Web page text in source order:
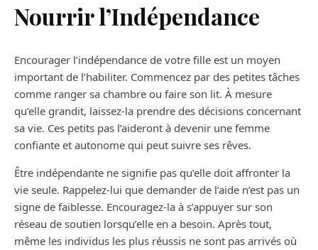
Nourrir l’Indépendance
Encourager l’indépendance de votre fille est un moyen
important de l’habiliter. Commencez par des petites tâches
comme ranger sa chambre ou faire son lit. À mesure
qu’elle grandit, laissez-la prendre des décisions concernant
sa vie. Ces petits pas l’aideront à devenir une femme
confiante et autonome qui peut suivre ses rêves.
Être indépendante ne signifie pas qu’elle doit affronter la
vie seule. Rappelez-lui que demander de l’aide n’est pas un
signe de faiblesse. Encouragez-la à s’appuyer sur son
réseau de soutien lorsqu’elle en a besoin. Après tout,
même les individus les plus réussis ne sont pas arrivés où